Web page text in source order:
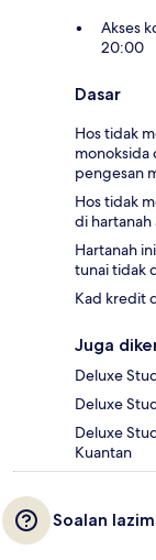
Akses
20:00
Dasar
Hos tidak
monoksida
pengesan
Hos tidak
di hartanah
Hartanah
tunai tidak
Kad kredit
Juga
Deluxe
Deluxe
Deluxe
Kuantan
Soalan lazim